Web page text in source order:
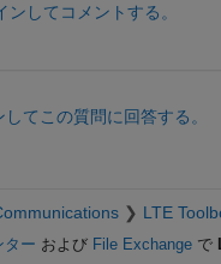
ンしてコメントする。
てこの質問に回答する。
LTE
ター および File Exchangeで